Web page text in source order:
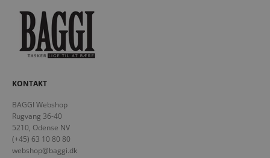
KONTAKT
BAGGI Webshop
Rugvang 36-40
5210, Odense NV
(+45) 63 10 80 80
webshop@baggi.dk